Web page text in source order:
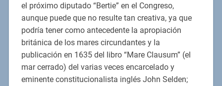
el próximo diputado “Bertie” en el Congreso,
aunque puede que no resulte tan creativa, ya que
podría tener como antecedente la apropiación
británica de los mares circundantes y la
publicación en 1635 del libro “Mare Clausum” (el
mar cerrado) del varias veces encarcelado y
eminente constitucionalista inglés John Selden;